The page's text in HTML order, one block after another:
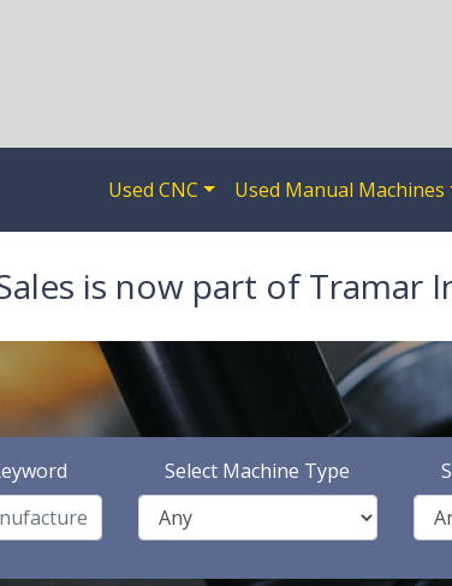
Used CNC Used Manual Machines
is now part of Tramar
Select Machine Type